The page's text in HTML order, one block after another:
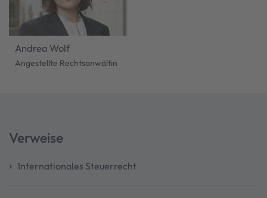
Andrea Wolf
Angestellte Rechtsanwältin
Verweise
Internationales Steuerrecht